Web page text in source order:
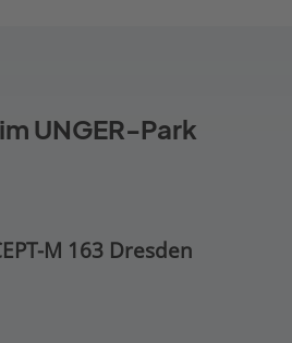
UNGER-Park
M 163 Dresden